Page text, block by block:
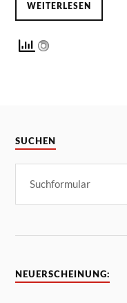
WEITERLESEN
SUCHEN
NEUERSCHEINUNG: